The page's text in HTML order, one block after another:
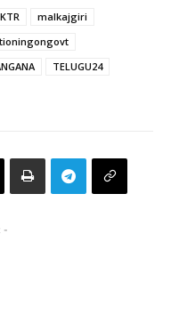
KTR
malkajgiri
TELUGU24
-